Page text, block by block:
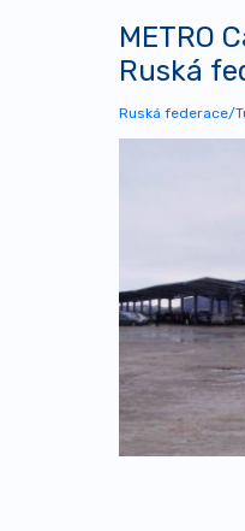
METRO
Ruská
Ruská federace/